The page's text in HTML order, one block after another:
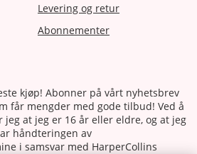
Levering og retur
Abonnementer
kjøp! Abonner på vårt nyhetsbrev
får mengder med gode tilbud! Ved å
at jeg er 16 år eller eldre, og at jeg
håndteringen av
i samsvar med HarperCollins